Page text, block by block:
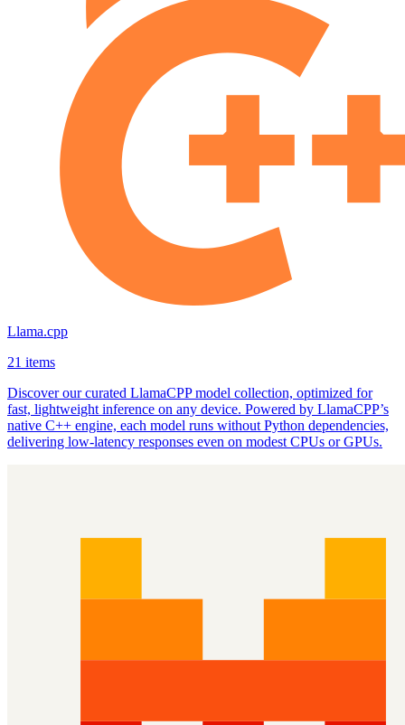
Llama.cpp
21 items
Discover our curated LlamaCPP model collection, optimized for
fast, lightweight inference on any device. Powered by LlamaCPP’s
native C++ engine, each model runs without Python dependencies,
delivering low‑latency responses even on modest CPUs or GPUs.